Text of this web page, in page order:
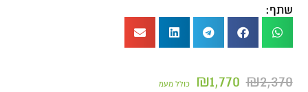
שתף:
₪2,370
₪1,770 כולל מעמ